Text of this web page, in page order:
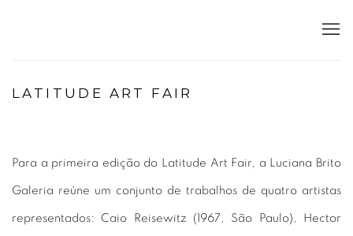
LATITUDE ART FAIR 2020
24 - 27 SETEMBRO 2020
LATITUDE ART FAIR
Para a primeira edição do Latitude Art Fair, a Luciana Brito
Galeria reúne um conjunto de trabalhos de quatro artistas
representados: Caio Reisewitz (1967, São Paulo), Hector